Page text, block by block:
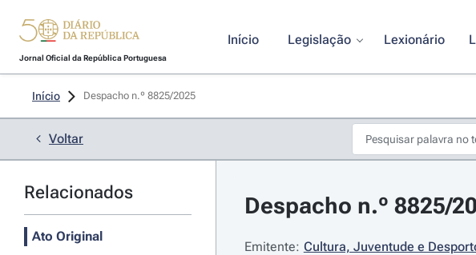
Jornal Oficial da República Portuguesa
Início Legislação Lexionário
Início Despacho n.º 8825/2025
Voltar
Relacionados
Ato Original
Despacho n.º 8825/
Emitente: Cultura, Juventude e